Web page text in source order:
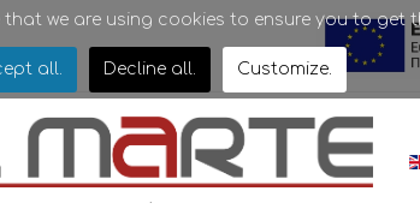
.
we are using cookies to ensure you to get
all. Decline all. Customize.